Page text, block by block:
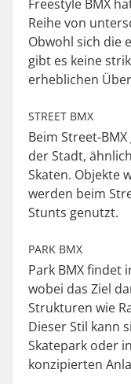
Freestyle BMX
Reihe von
Obwohl sich die
gibt es keine
erheblichen
STREET BMX
Beim Street-
der Stadt,
Skaten. Objekte
werden beim
Stunts genutzt.
PARK BMX
Park BMX findet
wobei das Ziel
Strukturen wie
Dieser Stil kann
Skatepark oder
konzipierten